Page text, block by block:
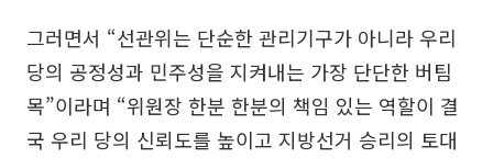
그러면서 “선관위는 단순한 관리기구가 아니라 우리
당의 공정성과 민주성을 지켜내는 가장 단단한 버팀
목”이라며 “위원장 한분 한분의 책임 있는 역할이 결
국 우리 당의 신뢰도를 높이고 지방선거 승리의 토대